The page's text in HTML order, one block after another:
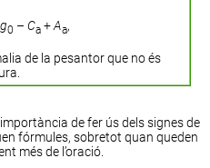
g0 – Ca +Aa,
de la pesantor que no és
de fer ús dels signes de
fórmules, sobretot quan queden
més de l’oració.